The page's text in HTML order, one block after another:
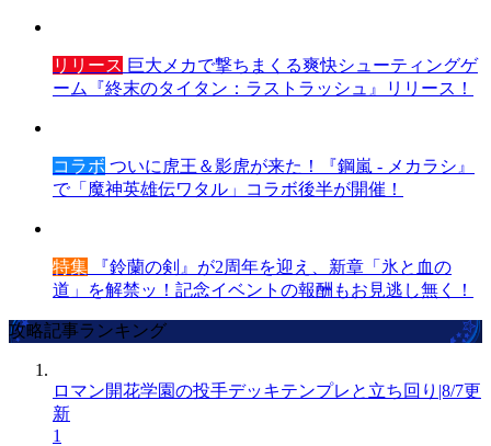
リリース 巨大メカで撃ちまくる爽快シューティングゲ
ーム『終末のタイタン：ラストラッシュ』リリース！
コラボ ついに虎王＆影虎が来た！『鋼嵐 - メカラシ』
で「魔神英雄伝ワタル」コラボ後半が開催！
特集 『鈴蘭の剣』が2周年を迎え、新章「氷と血の
道」を解禁ッ！記念イベントの報酬もお見逃し無く！
攻略記事ランキング
ロマン開花学園の投手デッキテンプレと立ち回り|8/7更
新
1